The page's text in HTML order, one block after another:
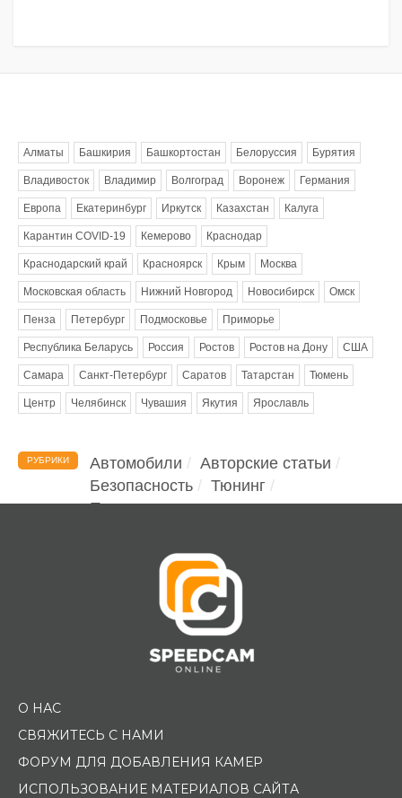
Алматы Башкирия Башкортостан Белоруссия Бурятия
Владивосток Владимир Волгоград Воронеж Германия
Европа Екатеринбург Иркутск Казахстан Калуга
Карантин COVID-19 Кемерово Краснодар
Краснодарский край Красноярск Крым Москва
Московская область Нижний Новгород Новосибирск Омск
Пенза Петербург Подмосковье Приморье
Республика Беларусь Россия Ростов Ростов на Дону США
Самара Санкт-Петербург Саратов Татарстан Тюмень
Центр Челябинск Чувашия Якутия Ярославль
РУБРИКИ Автомобили
Авторские статьи
Безопасность
Тюнинг
Помощь водителю
О НАС
СВЯЖИТЕСЬ С НАМИ
ФОРУМ ДЛЯ ДОБАВЛЕНИЯ КАМЕР
ИСПОЛЬЗОВАНИЕ МАТЕРИАЛОВ САЙТА